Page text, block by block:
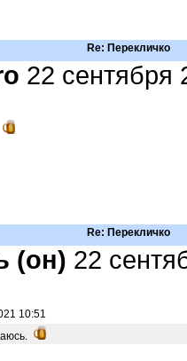
Re: Перекличко
22 сентября
Re: Перекличко
(он) 22
10:51